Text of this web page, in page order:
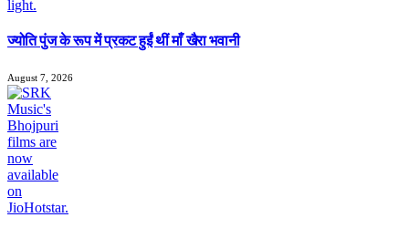
ज्योति पुंज के रूप में प्रकट हुईं थीं माँ खैरा भवानी
August 7, 2026